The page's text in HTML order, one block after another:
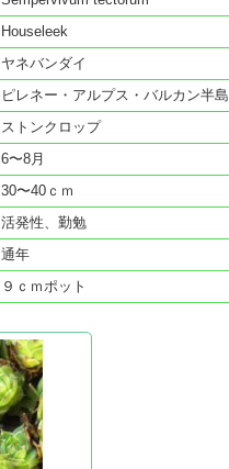
Houseleek
ヤネバンダイ
ピレネー・アルプス・バルカン半島
ストンクロップ
6〜8月
30〜40ｃｍ
活発性、勤勉
通年
９ｃｍポット